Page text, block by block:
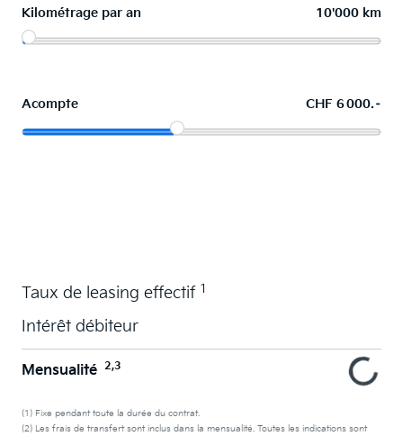
Kilométrage par an 10'000 km
Acompte CHF 6 000.–
Taux de leasing effectif 1
Intérêt débiteur
Mensualité 2,3
(1) Fixe pendant toute la durée du contrat.
(2) Les frais de transfert sont inclus dans la mensualité. Toutes les indications sont